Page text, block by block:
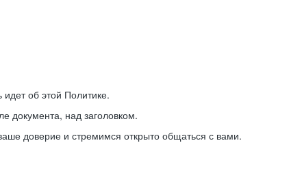
об этой Политике.
документа, над заголовком.
доверие и стремимся открыто общаться с вами.